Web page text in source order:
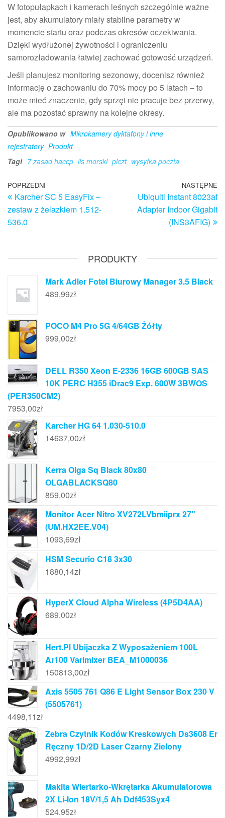
W fotopułapkach i kamerach leśnych szczególnie ważne
jest, aby akumulatory miały stabilne parametry w
momencie startu oraz podczas okresów oczekiwania.
Dzięki wydłużonej żywotności i ograniczeniu
samorozładowania łatwiej zachować gotowość urządzeń.
Jeśli planujesz monitoring sezonowy, docenisz również
informację o zachowaniu do 70% mocy po 5 latach – to
może mieć znaczenie, gdy sprzęt nie pracuje bez przerwy,
ale ma pozostać sprawny na kolejne okresy.
Opublikowano w Mikrokamery dyktafony i inne
rejestratory Produkt
Tagi 7 zasad haccp lis morski piczt wysyłka poczta
Nawigacja
wpisu
Poprzedni
wpis
POPRZEDNI
Karcher SC 5 EasyFix –
zestaw z żelazkiem 1.512-
536.0
NASTĘPNE
Ubiquiti Instant 8023af
Adapter Indoor Gigabit
(INS3AFIG)
PRODUKTY
Mark Adler Fotel Biurowy Manager 3.5 Black
489,99zł
POCO M4 Pro 5G 4/64GB Żółty
999,00zł
DELL R350 Xeon E-2336 16GB 600GB SAS
10K PERC H355 iDrac9 Exp. 600W 3BWOS
(PER350CM2)
7953,00zł
Karcher HG 64 1.030-510.0
14637,00zł
Kerra Olga Sq Black 80x80
OLGABLACKSQ80
859,00zł
Monitor Acer Nitro XV272LVbmiiprx 27"
(UM.HX2EE.V04)
1093,69zł
HSM Securio C18 3x30
1880,14zł
HyperX Cloud Alpha Wireless (4P5D4AA)
689,00zł
Hert.Pl Ubijaczka Z Wyposażeniem 100L
Ar100 Varimixer BEA_M1000036
150813,00zł
Axis 5505 761 Q86 E Light Sensor Box 230 V
(5505761)
4498,11zł
Zebra Czytnik Kodów Kreskowych Ds3608 Er
Ręczny 1D/2D Laser Czarny Zielony
4992,99zł
Makita Wiertarko-Wkrętarka Akumulatorowa
2X Li-Ion 18V/1,5 Ah Ddf453Syx4
524,95zł